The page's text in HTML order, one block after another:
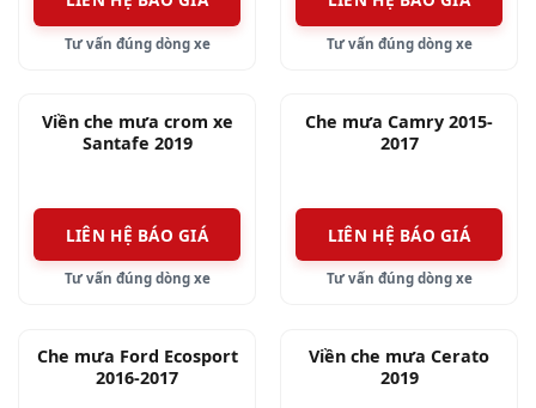
Tư vấn đúng dòng xe Tư vấn đúng dòng xe
Viền che mưa crom xe
Santafe 2019
LIÊN HỆ BÁO GIÁ
Tư vấn đúng dòng xe
Che mưa Camry 2015-
2017
LIÊN HỆ BÁO GIÁ
Tư vấn đúng dòng xe
Che mưa Ford Ecosport
2016-2017
Viền che mưa Cerato
2019